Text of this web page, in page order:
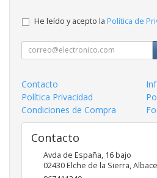
He leído y acepto la Política de
Contacto
Política Privacidad
Condiciones de Compra
Contacto
Avda de España, 16 bajo
02430Elche de la Sierra,